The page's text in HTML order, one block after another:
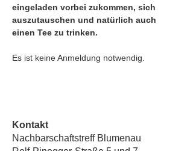
eingeladen vorbei zukommen, sich
auszutauschen und natürlich auch
einen Tee zu trinken.
Es ist keine Anmeldung notwendig.
Kontakt
Nachbarschaftstreff Blumenau